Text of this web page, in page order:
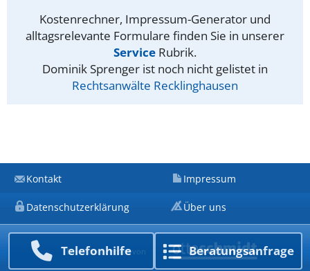
Kostenrechner, Impressum-Generator und
alltagsrelevante Formulare finden Sie in unserer
Service Rubrik.
Dominik Sprenger ist noch nicht gelistet in
Rechtsanwälte Recklinghausen
Telefon­hilfe Beratungs­anfrage
Kontakt Impressum
Datenschutzerklärung Über uns
Ein Unternehmen von